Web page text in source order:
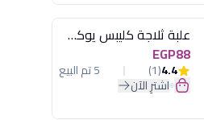
علبة ثلاجة كليبس يوكسان
EGP88
4.4
(1) 5 تم البيع
اشترِ الآن